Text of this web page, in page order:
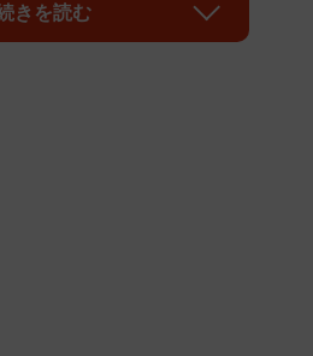
ゃぐ姿、少し大人びた表情ま
なく収めた一冊になっていま
きを読む